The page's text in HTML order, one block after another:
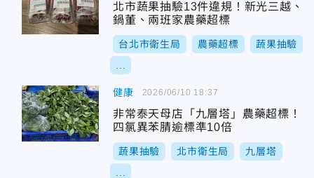
北市蔬果抽驗13件違規！新光三越、
鍋董、兩班家農藥超標
台北市衛生局 農藥超標 蔬果抽驗
健康
非常泰天母店「九層塔」農藥超標！
四氯異苯腈逾標準10倍
蔬果抽驗 北市衛生局 九層塔
2026/06/10 18:37